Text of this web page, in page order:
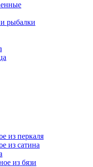
рыбалки
из перкаля
из сатина
из бязи